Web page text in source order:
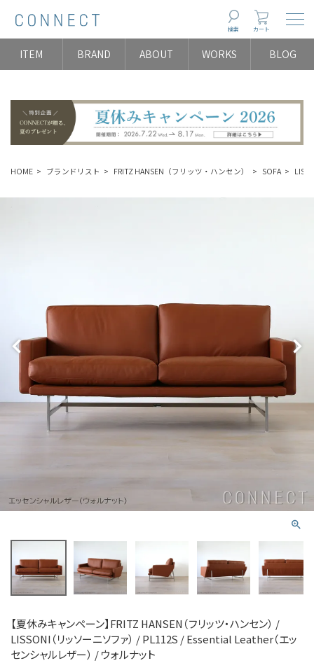
検索 カート
ITEM BRAND ABOUT WORKS BLOG
HOME ブランドリスト FRITZ HANSEN（フリッツ・ハンセン） SOFA
【夏休みキャンペーン】FRITZ HANSEN（フリッツ・ハンセン） /
LISSONI（リッソーニソファ） / PL112S / Essential Leather（エッ
センシャルレザー） / ウォルナット